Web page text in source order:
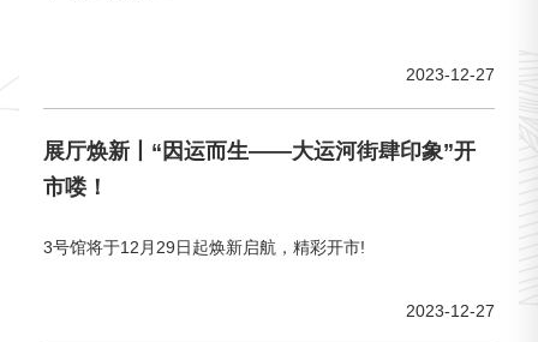
2023-12-27
展厅焕新丨“因运而生——大运河街肆印象”开
市喽！
3号馆将于12月29日起焕新启航，精彩开市!
2023-12-27